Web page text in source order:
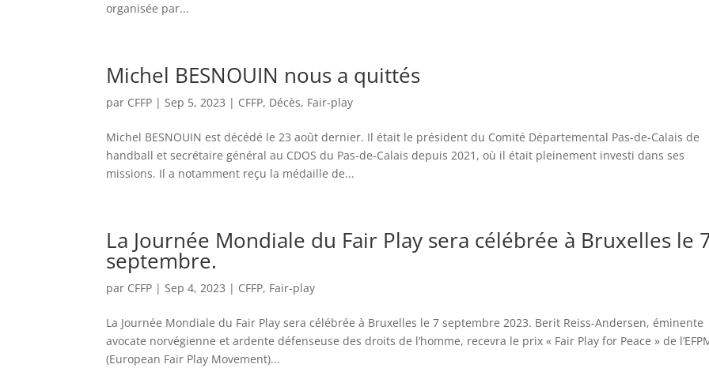
organisée par...
Michel BESNOUIN nous a quittés
par CFFP |Sep 5, 2023 | CFFP, Décès, Fair-play
Michel BESNOUIN est décédé le 23 août dernier. Il était le président du Comité Départemental Pas-de-Calais de
handball et secrétaire général au CDOS du Pas-de-Calais depuis 2021, où il était pleinement investi dans ses
missions. Il a notamment reçu la médaille de...
La Journée Mondiale du Fair Play sera célébrée à Bruxelles le
septembre.
par CFFP |Sep 4, 2023 | CFFP, Fair-play
La Journée Mondiale du Fair Play sera célébrée à Bruxelles le 7 septembre 2023. Berit Reiss-Andersen, éminente
avocate norvégienne et ardente défenseuse des droits de l’homme, recevra le prix « Fair Play for Peace » de
(European Fair Play Movement)...